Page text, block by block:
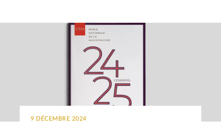
9 DÉCEMBRE 2024